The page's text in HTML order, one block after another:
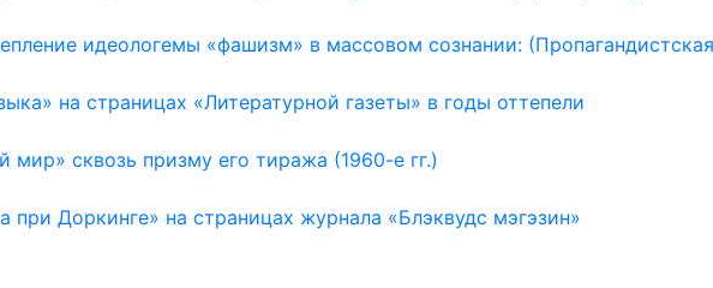
идеологемы «фашизм» в массовом сознании:
на страницах «Литературной газеты» в годы оттепели
сквозь призму его тиража (1960-е гг.)
при Доркинге» на страницах журнала «Блэквудс мэгэзин»